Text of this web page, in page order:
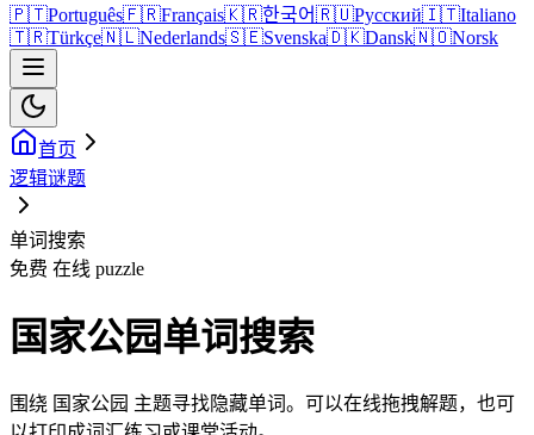
🇵🇹Português🇫🇷Français🇰🇷한국어🇷🇺Русский🇮🇹Italiano
🇹🇷Türkçe🇳🇱Nederlands🇸🇪Svenska🇩🇰Dansk🇳🇴Norsk
首页
逻辑谜题
单词搜索
免费 在线 puzzle
国家公园单词搜索
围绕 国家公园 主题寻找隐藏单词。可以在线拖拽解题，也可